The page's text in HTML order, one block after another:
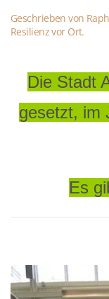
Geschrieben von
Resilienz vor Ort.
Die Stadt
gesetzt, im
Es